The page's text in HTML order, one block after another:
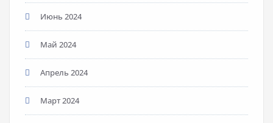
Июнь 2024
Май 2024
Апрель 2024
Март 2024